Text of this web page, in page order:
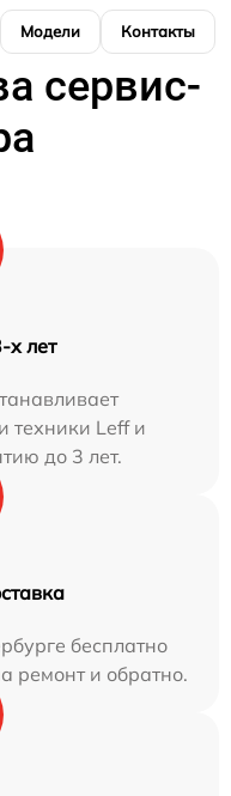
Модели Контакты
сервис-
х лет
техники Leff и
до 3 лет.
бесплатно
ремонт и обратно.